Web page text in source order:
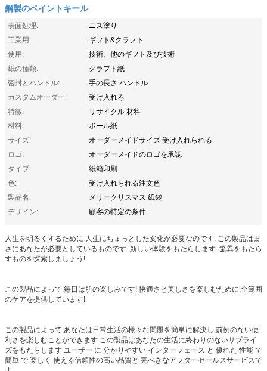
鋼製のペイントキール
表面処理:
ニス塗り
工業用:
ギフト&クラフト
使用:
技術、他のギフト及び技術
紙の種類:
クラフト紙
密封とハンドル:
手の長さ ハンドル
カスタムオーダー:
受け入れろ
特徴:
リサイクル 材料
材料:
ボール紙
サイズ:
オーダーメイドサイズ 受け入れられる
ロゴ:
オーダーメイドのロゴを承認
タイプ:
紙箱印刷
色:
受け入れられる注文色
製品名:
メリークリスマス 紙袋
デザイン:
顧客の特定の条件
人生を明るくするために 人生にちょっとした変化が必要なのです. この製品はま
さにあなたが必要としているものです. 新しい体験をもたらします. 驚異をもたら
すものを探索しましょう!
この製品によって,毎日は肌の楽しみです! 快適さと美しさを楽しむために,全範囲
のケアを提供しています!
この製品によって,あなたは日常生活の様々な問題を簡単に解決し,前例のない便
利さを楽しむことができます.この製品はあなたの生活に終わりのないサプライ
ズをもたらします.ユーザー に 分かりやすい インターフェース と 優れた 性能 で
簡単 で 楽しく 使える信頼性の高い品質と 完ぺきなアフターセールスサービスで